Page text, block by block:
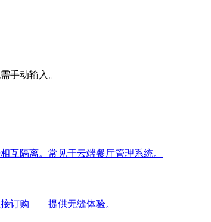
手动输入。
互隔离。常见于云端餐厅管理系统。
订购——提供无缝体验。